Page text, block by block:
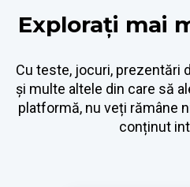
Explorați mai
Cu teste, jocuri, prezentări
și multe altele din care să
platformă, nu veți rămâne
conținut